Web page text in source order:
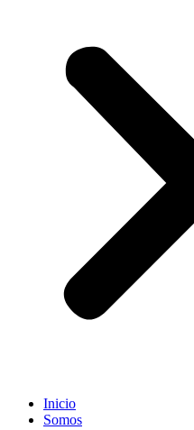
Inicio
Somos